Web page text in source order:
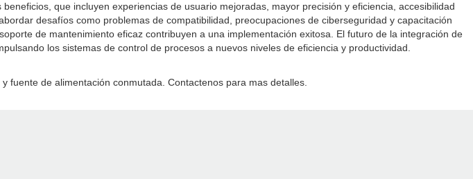
que incluyen experiencias de usuario mejoradas, mayor precisión y eficiencia, accesibilidad
desafíos como problemas de compatibilidad, preocupaciones de ciberseguridad y capacitación
de mantenimiento eficaz contribuyen a una implementación exitosa. El futuro de la integración de
los sistemas de control de procesos a nuevos niveles de eficiencia y productividad.
fuente de alimentación conmutada. Contactenos para mas detalles.